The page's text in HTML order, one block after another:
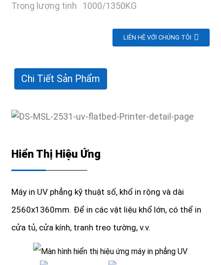
Trọng lượng tịnh 1000/1350KG
LIÊN HỆ VỚI CHÚNG TÔI
Chi Tiết Sản Phẩm
Hiển Thị Hiệu Ứng
Máy in UV phẳng kỹ thuật số, khổ in rộng và dài
2560x1360mm. Để in các vật liệu khổ lớn, có thể in
cửa tủ, cửa kính, tranh treo tường, v.v.